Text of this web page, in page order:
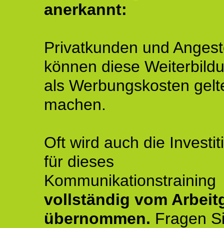
anerkannt:
Privatkunden und
können diese
als Werbungskosten
machen.
Oft wird auch die
für dieses
Kommunikationstraining
vollständig vom
übernommen. Fragen